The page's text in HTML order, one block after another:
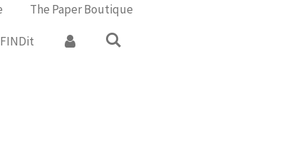
The Paper Boutique
FINDit